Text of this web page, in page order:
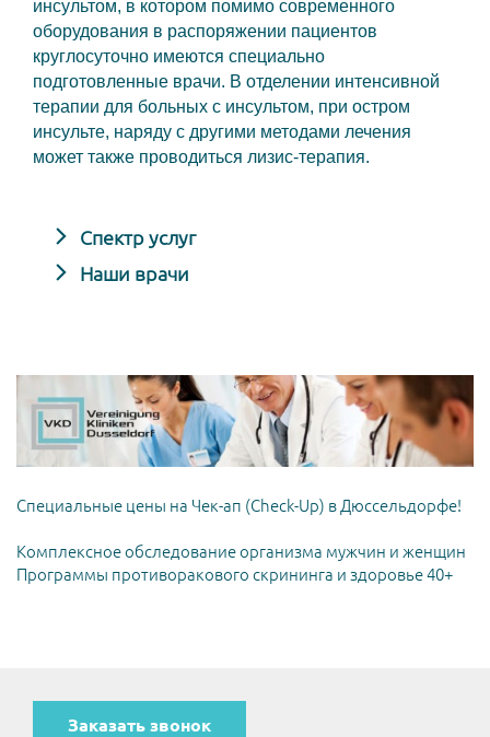
инсультом, в котором помимо современного
оборудования в распоряжении пациентов
круглосуточно имеются специально
подготовленные врачи. В отделении интенсивной
терапии для больных с инсультом, при остром
инсульте, наряду с другими методами лечения
может также проводиться лизис-терапия.
Спектр услуг
Наши врачи
Специальные цены на Чек-ап (Check-Up) в Дюссельдорфе!
Комплексное обследование организма мужчин и женщин
Программы противоракового скрининга и здоровье 40+
Заказать звонок